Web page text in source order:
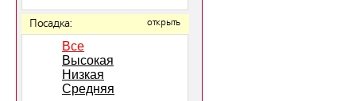
Посадка: открыть
Все
Высокая
Низкая
Средняя